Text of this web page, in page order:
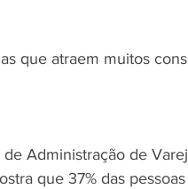
que atraem muitos
Administração de
que 37% das